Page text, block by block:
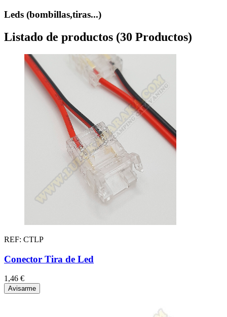
Leds (bombillas,tiras...)
Listado de productos (30 Productos)
REF: CTLP
Conector Tira de Led
1,46 €
Avisarme